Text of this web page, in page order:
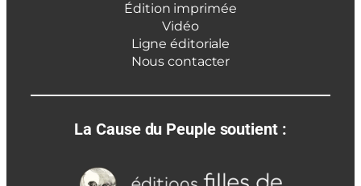
Édition imprimée
Vidéo
Ligne éditoriale
Nous contacter
La Cause du Peuple soutient :